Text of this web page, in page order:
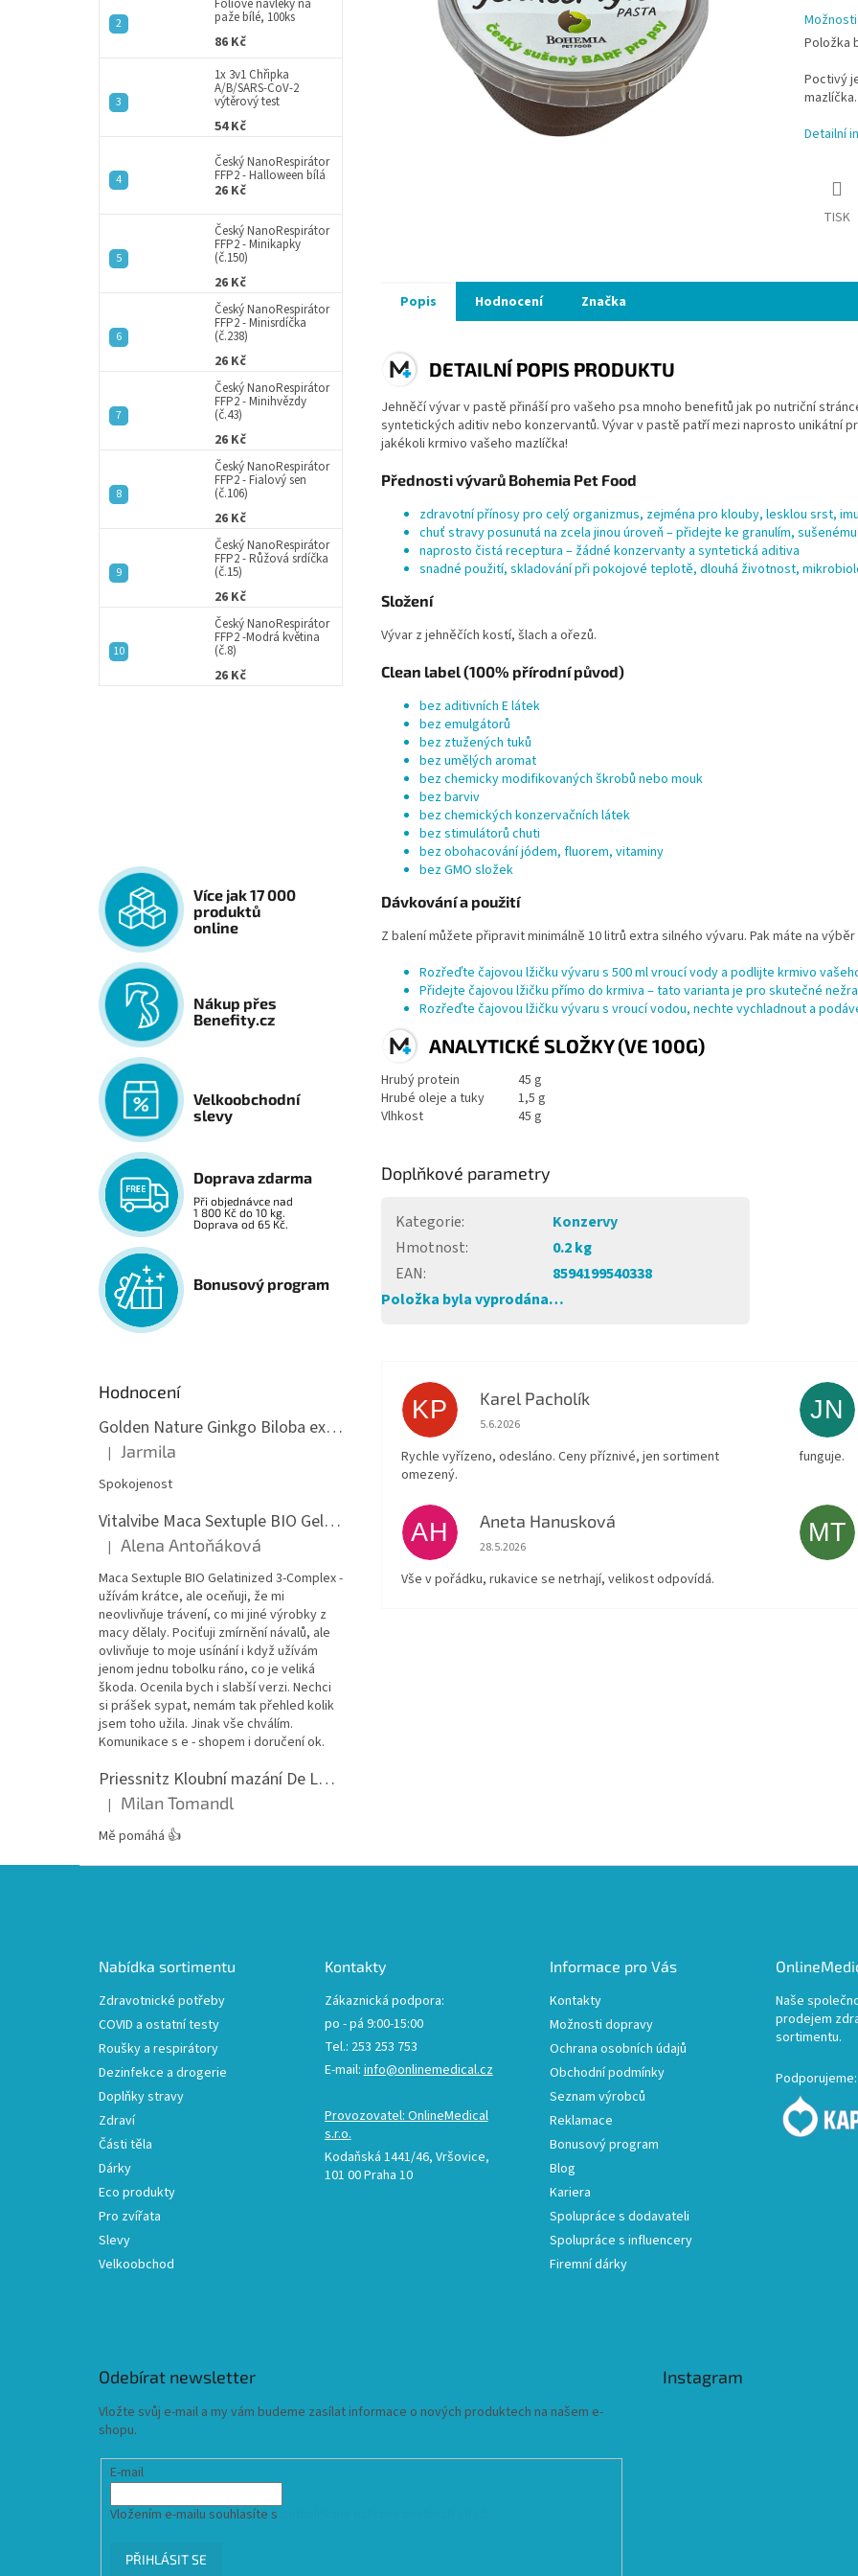
paže bílé, 100ks
86 Kč
1x 3v1 Chřipka
A/B/SARS-CoV-2
výtěrový test
54 Kč
Český NanoRespirátor
FFP2 - Halloween bílá
26 Kč
Český NanoRespirátor
FFP2 - Minikapky
(č.150)
26 Kč
Český NanoRespirátor
FFP2 - Minisrdíčka
(č.238)
26 Kč
Český NanoRespirátor
FFP2 - Minihvězdy
(č.43)
26 Kč
Český NanoRespirátor
FFP2 - Fialový sen
(č.106)
26 Kč
Český NanoRespirátor
FFP2 - Růžová srdíčka
(č.15)
26 Kč
Český NanoRespirátor
FFP2 -Modrá květina
(č.8)
26 Kč
Více jak 17 000
produktů
online
Nákup přes
Benefity.cz
Velkoobchodní
slevy
Doprava zdarma
Při objednávce nad
1 800 Kč do 10 kg.
Doprava od 65 Kč.
Bonusový program
Hodnocení
Golden Nature Ginkgo Biloba extrakt 50:1 60mg, 100 kapslí
Hodnocení produktu je 5 z 5 hvězdiček.
| Jarmila
Spokojenost
Vitalvibe Maca Sextuple BIO Gelatinized 3-Complex, 60 kapslí
Hodnocení produktu je 5 z 5 hvězdiček.
| Alena Antoňáková
Maca Sextuple BIO Gelatinized 3-Complex -
užívám krátce, ale oceňuji, že mi
neovlivňuje trávení, co mi jiné výrobky z
macy dělaly. Pociťuji zmírnění návalů, ale
ovlivňuje to moje usínání i když užívám
jenom jednu tobolku ráno, co je veliká
škoda. Ocenila bych i slabší verzi. Nechci
si prášek sypat, nemám tak přehled kolik
jsem toho užila. Jinak vše chválím.
Komunikace s e - shopem i doručení ok.
Priessnitz Kloubní mazání De Luxe, 200ml
Hodnocení produktu je 5 z 5 hvězdiček.
| Milan Tomandl
Mě pomáhá 👍
Položka
Poctivý
Detailní
TISK
Popis Hodnocení Značka
DETAILNÍ POPIS PRODUKTU
Jehněčí vývar v pastě přináší pro vašeho psa mnoho benefitů jak po nutriční
syntetických aditiv nebo konzervantů. Vývar v pastě patří mezi naprosto unikátní
jakékoli krmivo vašeho mazlíčka!
Přednosti vývarů Bohemia Pet Food
zdravotní přínosy pro celý organizmus, zejména pro klouby, lesklou srst,
chuť stravy posunutá na zcela jinou úroveň – přidejte ke granulím,
naprosto čistá receptura – žádné konzervanty a syntetická aditiva
snadné použití, skladování při pokojové teplotě, dlouhá životnost,
Složení
Vývar z jehněčích kostí, šlach a ořezů.
Clean label (100% přírodní původ)
bez aditivních E látek
bez emulgátorů
bez ztužených tuků
bez umělých aromat
bez chemicky modifikovaných škrobů nebo mouk
bez barviv
bez chemických konzervačních látek
bez stimulátorů chuti
bez obohacování jódem, fluorem, vitaminy
bez GMO složek
Dávkování a použití
Z balení můžete připravit minimálně 10 litrů extra silného vývaru. Pak máte na
Rozřeďte čajovou lžičku vývaru s 500 ml vroucí vody a podlijte krmivo
Přidejte čajovou lžičku přímo do krmiva – tato varianta je pro skutečné
Rozřeďte čajovou lžičku vývaru s vroucí vodou, nechte vychladnout a
ANALYTICKÉ SLOŽKY (VE 100G)
Hrubý protein
45 g
Hrubé oleje a tuky
1,5 g
Vlhkost
45 g
Doplňkové parametry
Kategorie:
Konzervy
Hmotnost:
0.2 kg
EAN:
8594199540338
Položka byla vyprodána…
KP Karel Pacholík
Hodnocení obchodu je 4 z 5 hvězdiček.
5.6.2026
Rychle vyřízeno, odesláno. Ceny příznivé, jen sortiment
omezený.
JN
funguje.
AH Aneta Hanusková
Hodnocení obchodu je 5 z 5 hvězdiček.
28.5.2026
Vše v pořádku, rukavice se netrhají, velikost odpovídá.
MT
Nabídka sortimentu
Zdravotnické potřeby
COVID a ostatní testy
Roušky a respirátory
Dezinfekce a drogerie
Doplňky stravy
Zdraví
Části těla
Dárky
Eco produkty
Pro zvířata
Slevy
Velkoobchod
Kontakty
Zákaznická podpora:
po - pá 9:00-15:00
Tel.: 253 253 753
E-mail: info@onlinemedical.cz
Provozovatel: OnlineMedical
s.r.o.
Kodaňská 1441/46, Vršovice,
101 00 Praha 10
Informace pro Vás
Kontakty
Možnosti dopravy
Ochrana osobních údajů
Obchodní podmínky
Seznam výrobců
Reklamace
Bonusový program
Blog
Kariera
Spolupráce s dodavateli
Spolupráce s influencery
Firemní dárky
Naše
prodejem
sortimentu.
Podporujeme:
Odebírat newsletter
Vložte svůj e-mail a my vám budeme zasílat informace o nových produktech na našem e-
shopu.
E-mail
Vložením e-mailu souhlasíte s
PŘIHLÁSIT SE
Instagram